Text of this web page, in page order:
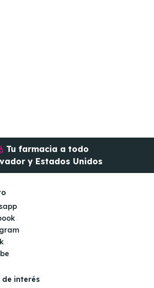
Tu farmacia a todo
y Estados Unidos
de interés